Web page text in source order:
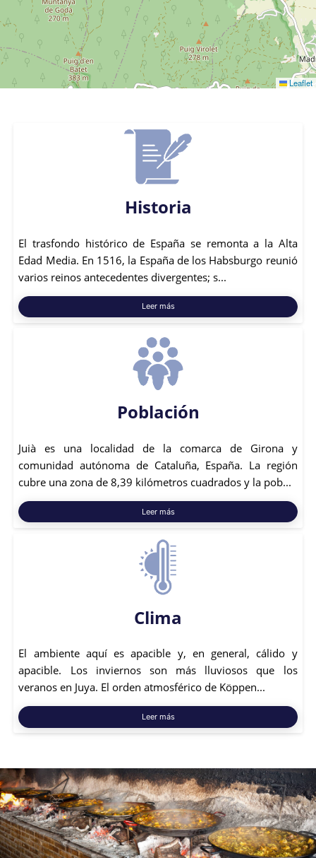
Leaflet
Historia
El trasfondo histórico de España se remonta a la Alta
Edad Media. En 1516, la España de los Habsburgo reunió
varios reinos antecedentes divergentes; s...
Leer más
Población
Juià es una localidad de la comarca de Girona y
comunidad autónoma de Cataluña, España. La región
cubre una zona de 8,39 kilómetros cuadrados y la pob...
Leer más
Clima
El ambiente aquí es apacible y, en general, cálido y
apacible. Los inviernos son más lluviosos que los
veranos en Juya. El orden atmosférico de Köppen...
Leer más